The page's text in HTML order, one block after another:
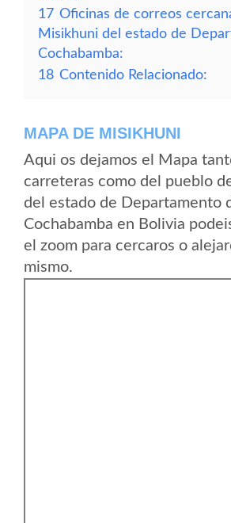
17 Oficinas de correos
Misikhuni del estado de
Cochabamba:
18 Contenido Relacionado:
MAPA DE MISIKHUNI
Aqui os dejamos el Mapa
carreteras como del pueblo
del estado de Departamento
Cochabamba en Bolivia
el zoom para cercaros o
mismo.